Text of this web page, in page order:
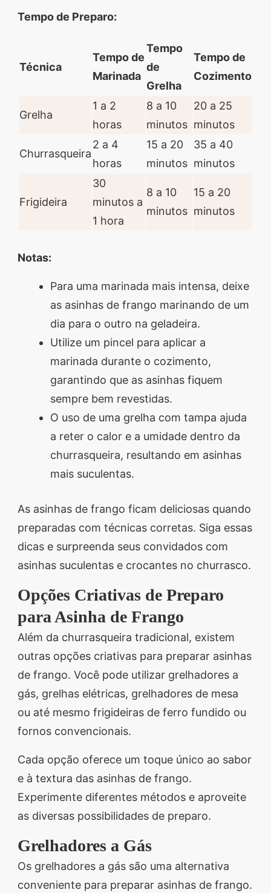
Tempo de Preparo:
Técnica
Tempo de
Marinada
Tempo
de
Grelha
Tempo de
Cozimento
Grelha
1 a 2
horas
8 a 10
minutos
20 a 25
minutos
Churrasqueira
2 a 4
horas
15 a 20
minutos
35 a 40
minutos
Frigideira
30
minutos a
1 hora
8 a 10
minutos
15 a 20
minutos
Notas:
Para uma marinada mais intensa, deixe
as asinhas de frango marinando de um
dia para o outro na geladeira.
Utilize um pincel para aplicar a
marinada durante o cozimento,
garantindo que as asinhas fiquem
sempre bem revestidas.
O uso de uma grelha com tampa ajuda
a reter o calor e a umidade dentro da
churrasqueira, resultando em asinhas
mais suculentas.
As asinhas de frango ficam deliciosas quando
preparadas com técnicas corretas. Siga essas
dicas e surpreenda seus convidados com
asinhas suculentas e crocantes no churrasco.
Opções Criativas de Preparo
para Asinha de Frango
Além da churrasqueira tradicional, existem
outras opções criativas para preparar asinhas
de frango. Você pode utilizar grelhadores a
gás, grelhas elétricas, grelhadores de mesa
ou até mesmo frigideiras de ferro fundido ou
fornos convencionais.
Cada opção oferece um toque único ao sabor
e à textura das asinhas de frango.
Experimente diferentes métodos e aproveite
as diversas possibilidades de preparo.
Grelhadores a Gás
Os grelhadores a gás são uma alternativa
conveniente para preparar asinhas de frango.